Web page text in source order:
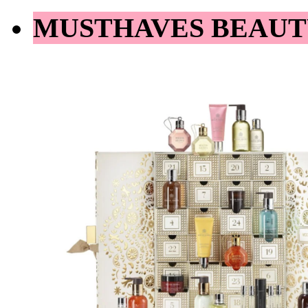
MUSTHAVES